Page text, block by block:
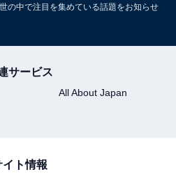
ンキング！ 「モモコグミカンパニ
の中で注目を集めている話題をお知らせ
サービス
All About Japan
イト情報